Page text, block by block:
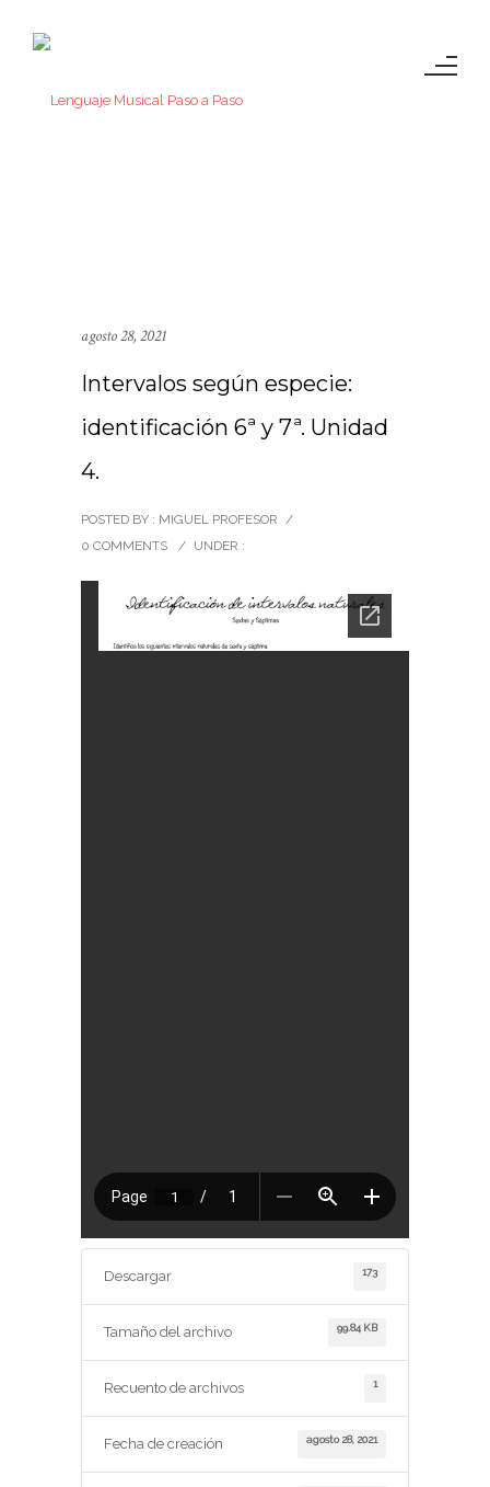
agosto 28, 2021
Intervalos según especie:
identificación 6ª y 7ª. Unidad
4.
POSTED BY : MIGUEL PROFESOR /
0 COMMENTS
/ UNDER :
Descargar 173
Tamaño del archivo 99.84 KB
Recuento de archivos 1
Fecha de creación agosto 28, 2021